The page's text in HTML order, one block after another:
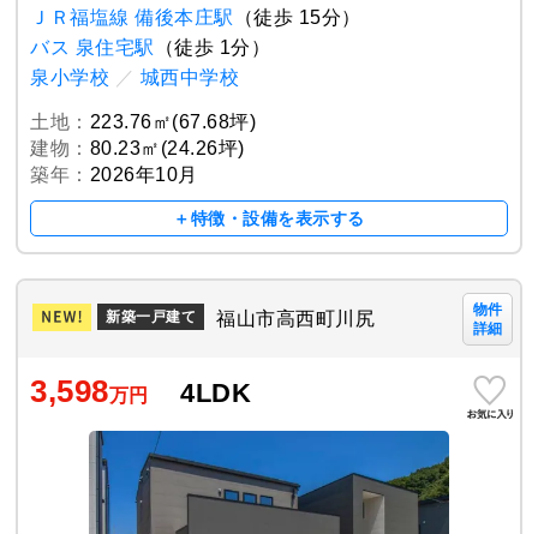
ＪＲ福塩線 備後本庄駅
（徒歩 15分）
バス 泉住宅駅
（徒歩 1分）
泉小学校 ／ 城西中学校
土地： 223.76㎡(67.68坪)
建物： 80.23㎡(24.26坪)
築年： 2026年10月
＋特徴・設備を表示する
新築一戸建て 福山市高西町川尻
物件
詳細
3,598万円 4LDK